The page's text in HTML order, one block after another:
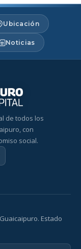
Ubicación
Noticias
de todos los
con
social.
Estado